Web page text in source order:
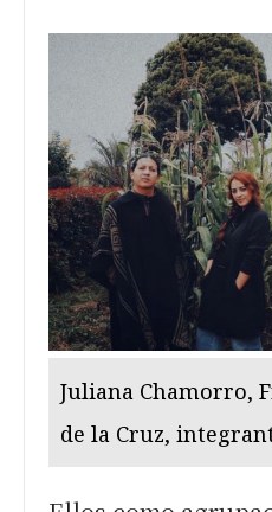
Juliana Chamorro,
de la Cruz,